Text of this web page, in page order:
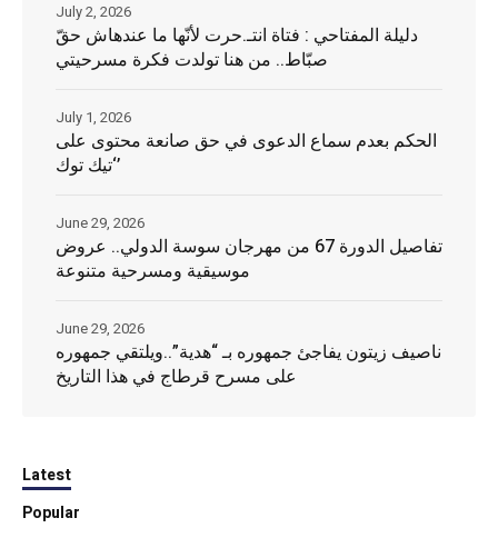
دليلة المفتاحي : فتاة انتـ.حرت لأنّها ما عندهاش حقّ
صبّاط.. من هنا تولدت فكرة مسرحيتي
July 2, 2026
الحكم بعدم سماع الدعوى في حق صانعة محتوى على
‘تيك توك’
July 1, 2026
تفاصيل الدورة 67 من مهرجان سوسة الدولي.. عروض
موسيقية ومسرحية متنوعة
June 29, 2026
ناصيف زيتون يفاجئ جمهوره بـ “هدية”..ويلتقي جمهوره
على مسرح قرطاج في هذا التاريخ
June 29, 2026
Latest
Popular